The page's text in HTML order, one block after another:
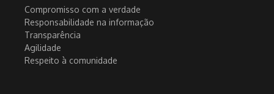
Compromisso com a verdade
Responsabilidade na informação
Transparência
Agilidade
Respeito à comunidade